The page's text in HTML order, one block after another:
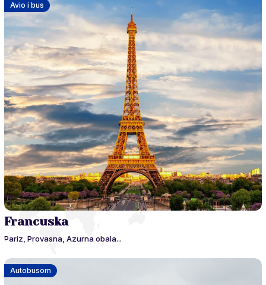
Avio i bus
Francuska
Pariz, Provasna, Azurna obala...
Autobusom